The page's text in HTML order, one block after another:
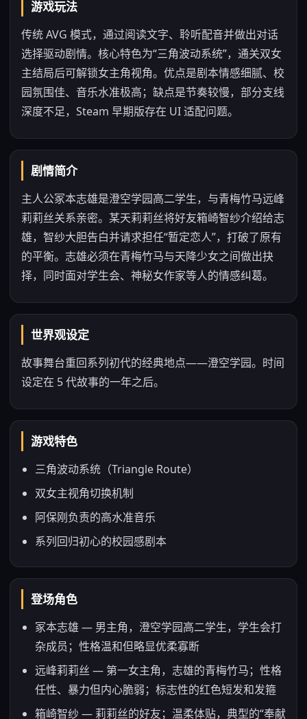
游戏玩法
传统 AVG 模式，通过阅读文字、聆听配音并做出对话
选择驱动剧情。核心特色为“三角波动系统”，通关双女
主结局后可解锁女主角视角。优点是剧本情感细腻、校
园氛围佳、音乐水准极高；缺点是节奏较慢，部分支线
深度不足，Steam 早期版存在 UI 适配问题。
剧情简介
主人公冢本志雄是澄空学园高二学生，与青梅竹马远峰
莉莉丝关系亲密。某天莉莉丝将好友箱崎智纱介绍给志
雄，智纱大胆告白并请求担任“暂定恋人”，打破了原有
的平衡。志雄必须在青梅竹马与天降少女之间做出抉
择，同时面对学生会、神秘女作家等人的情感纠葛。
世界观设定
故事舞台重回系列初代的经典地点——澄空学园。时间
设定在 5 代故事的一年之后。
游戏特色
三角波动系统（Triangle Route）
双女主视角切换机制
阿保刚负责的高水准音乐
系列回归初心的校园感剧本
登场角色
冢本志雄 — 男主角，澄空学园高二学生，学生会打
杂成员；性格温和但略显优柔寡断
远峰莉莉丝 — 第一女主角，志雄的青梅竹马；性格
任性、暴力但内心脆弱；标志性的红色短发和发箍
箱崎智纱 — 莉莉丝的好友；温柔体贴，典型的“奉献